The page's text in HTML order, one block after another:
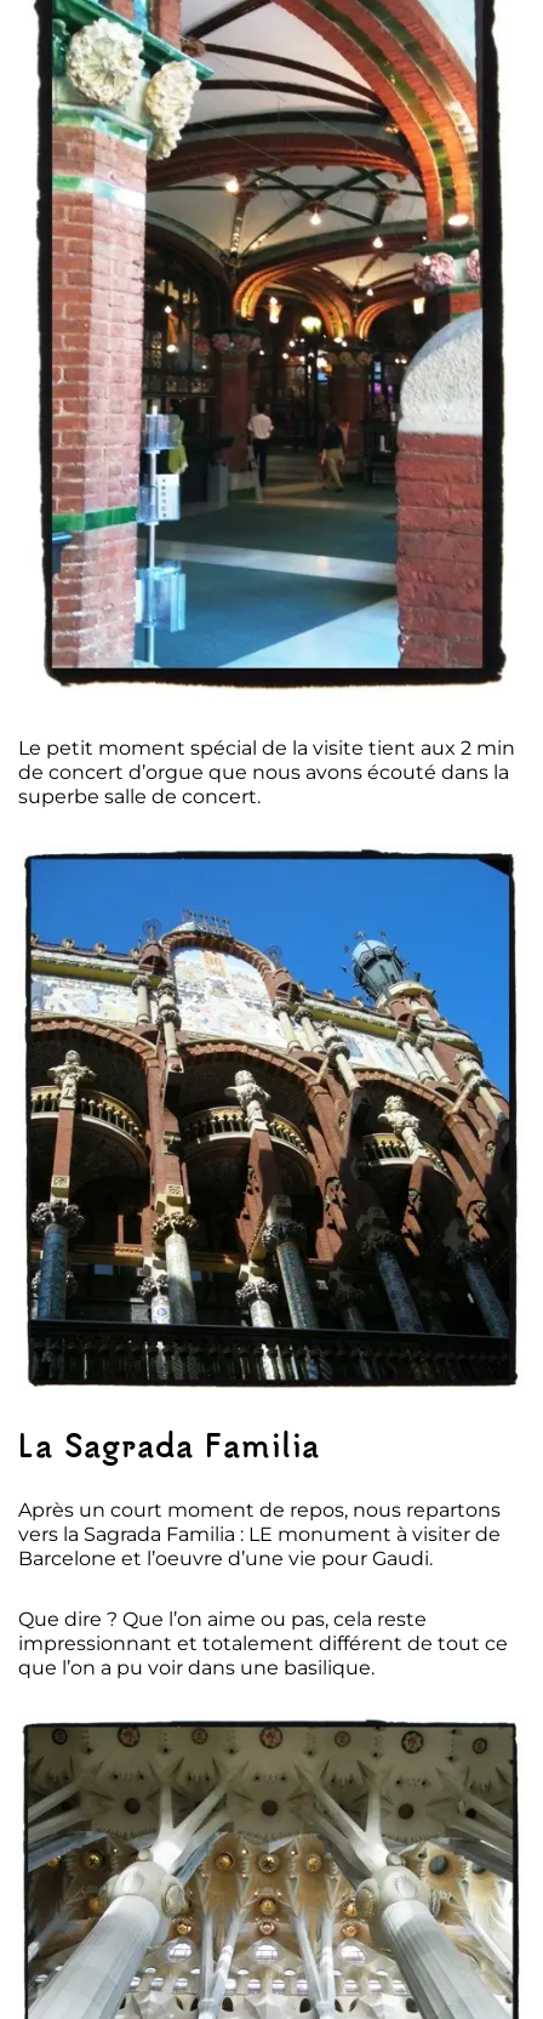
Le petit moment spécial de la visite tient aux 2 min
de concert d’orgue que nous avons écouté dans la
superbe salle de concert.
La Sagrada Familia
Après un court moment de repos, nous repartons
vers la Sagrada Familia : LE monument à visiter de
Barcelone et l’oeuvre d’une vie pour Gaudi.
Que dire ? Que l’on aime ou pas, cela reste
impressionnant et totalement différent de tout ce
que l’on a pu voir dans une basilique.